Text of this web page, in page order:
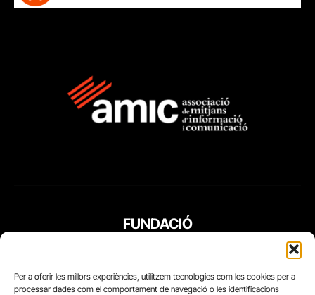
Per a oferir les millors experiències, utilitzem tecnologies com les cookies per a
processar dades com el comportament de navegació o les identificacions
FUNDACIÓ